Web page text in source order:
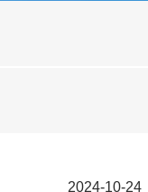
2024-10-24